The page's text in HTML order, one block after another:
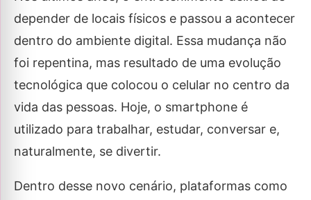
depender de locais físicos e passou a acontecer
dentro do ambiente digital. Essa mudança não
foi repentina, mas resultado de uma evolução
tecnológica que colocou o celular no centro da
vida das pessoas. Hoje, o smartphone é
utilizado para trabalhar, estudar, conversar e,
naturalmente, se divertir.
Dentro desse novo cenário, plataformas como